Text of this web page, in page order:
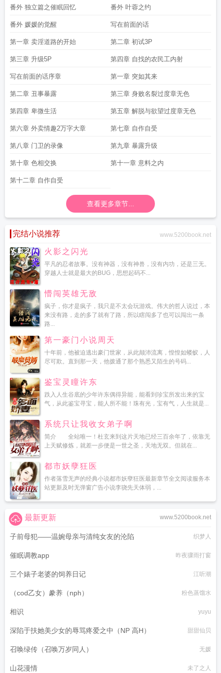
番外 独立篇之催眠回忆 番外 叶蓉之约
番外 媛媛的觉醒 写在前面的话
第一章 卖淫道路的开始 第二章 初试3P
第三章 升级5P 第四章 自找的农民工内射
写在前面的话序章 第一章 突如其来
第二章 丑事暴露 第三章 身败名裂过度章无色
第四章 卑微生活 第五章 解脱与欲望过度章无色
第六章 外卖情趣2万字大章 第七章 自作自受
第八章 门卫的录像 第九章 暴露升级
第十章 色相交换 第十一章 意料之内
第十二章 自作自受
查看更多章节...
完结小说推荐 www.5200book.net
火影之闪光
平凡的忍者故事。没有神器，没有神兽，没有内功，还是三无。
穿越人士就是最大的BUG，思想起码不...
懵闯英雄无敌
疯子，你才是疯子，我只是不太会玩游戏。伟大的哲人说过，本
来没有路，走的多了就有了路，所以瞎闯多了也可以闯出一条
路...
第一豪门小说周天
十年前，他被迫逃出豪门世家，从此颠沛流离，惶惶如蝼蚁，人
尽可欺。直到那一天，他拨通了那个熟悉又陌生的号码...
鉴宝灵瞳许东
跌入人生谷底的少年许东偶得异能，能看到珍宝所发出来的宝
气，从此鉴宝寻宝，能人所不能！珠有光，宝有气，人生就是...
系统只让我收女弟子啊
简介 全站唯一！杜玄来到这片天地已经三百余年了，依靠无
上天赋修炼，就差一步便是一世之圣，天地无双。但就在...
都市妖孽狂医
作者落雪无声的经典小说都市妖孽狂医最新章节全文阅读服务本
站更新及时无弹窗广告小说李骁先天体弱，...
www.5200book.net
最新更新
子前母犯——温婉母亲与清纯女友的沦陷 织梦人
催眠调教app 昨夜骤雨打窗
三个婊子老婆的饲养日记 江听潮
（cod乙女）豢养（nph） 粉色蒸馏水
相识 yuyu
深陷于扶她美少女的辱骂疼爱之中（NP 高H） 甜甜仙贝
召唤绿传（召唤万岁同人） 无媛
山花漫情 未了之人